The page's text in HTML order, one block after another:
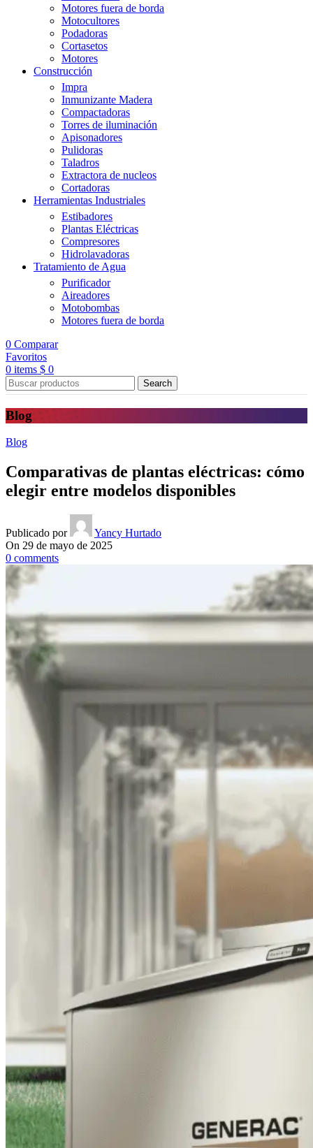
Motores fuera de borda
Motocultores
Podadoras
Cortasetos
Motores
Construcción
Impra
Inmunizante Madera
Compactadoras
Torres de iluminación
Apisonadores
Pulidoras
Taladros
Extractora de nucleos
Cortadoras
Herramientas Industriales
Estibadores
Plantas Eléctricas
Compresores
Hidrolavadoras
Tratamiento de Agua
Purificador
Aireadores
Motobombas
Motores fuera de borda
0 Comparar
Favoritos
0 items $ 0
Search
Blog
Blog
Comparativas de plantas eléctricas: cómo
elegir entre modelos disponibles
Publicado por
Yancy Hurtado
On 29 de mayo de 2025
0 comments